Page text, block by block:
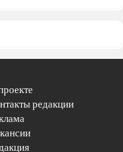
редакции